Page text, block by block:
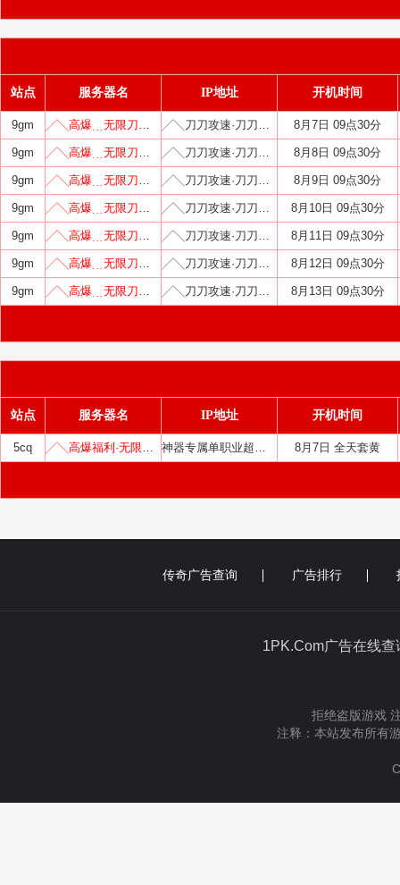
站点 服务器名 IP地址 开机时间
9gm ╱╲高爆﹍无限刀╱╲ ╱╲刀刀攻速·刀刀吸血╱╲ 8月7日 09点30分
9gm ╱╲高爆﹍无限刀╱╲ ╱╲刀刀攻速·刀刀吸血╱╲ 8月8日 09点30分
9gm ╱╲高爆﹍无限刀╱╲ ╱╲刀刀攻速·刀刀吸血╱╲ 8月9日 09点30分
9gm ╱╲高爆﹍无限刀╱╲ ╱╲刀刀攻速·刀刀吸血╱╲ 8月10日 09点30分
9gm ╱╲高爆﹍无限刀╱╲ ╱╲刀刀攻速·刀刀吸血╱╲ 8月11日 09点30分
9gm ╱╲高爆﹍无限刀╱╲ ╱╲刀刀攻速·刀刀吸血╱╲ 8月12日 09点30分
9gm ╱╲高爆﹍无限刀╱╲ ╱╲刀刀攻速·刀刀吸血╱╲ 8月13日 09点30分
站点 服务器名 IP地址 开机时间
5cq ╱╲高爆福利·无限刀╱╲ 神器专属单职业超变中变迷失 8月7日 全天套黄
传奇广告查询 广告排行
1PK.Com广告在
拒绝盗版游戏
注释：本站发布所有